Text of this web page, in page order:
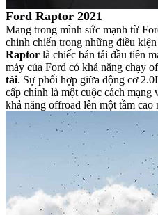
Ford Raptor 2021
Mang trong mình sức mạnh từ
chinh chiến trong những điều
Raptor là chiếc bán tải đầu tiên
máy của Ford có khả năng chạy
tải. Sự phối hợp giữa động cơ
cấp chính là một cuộc cách mạng
khả năng offroad lên một tầm cao